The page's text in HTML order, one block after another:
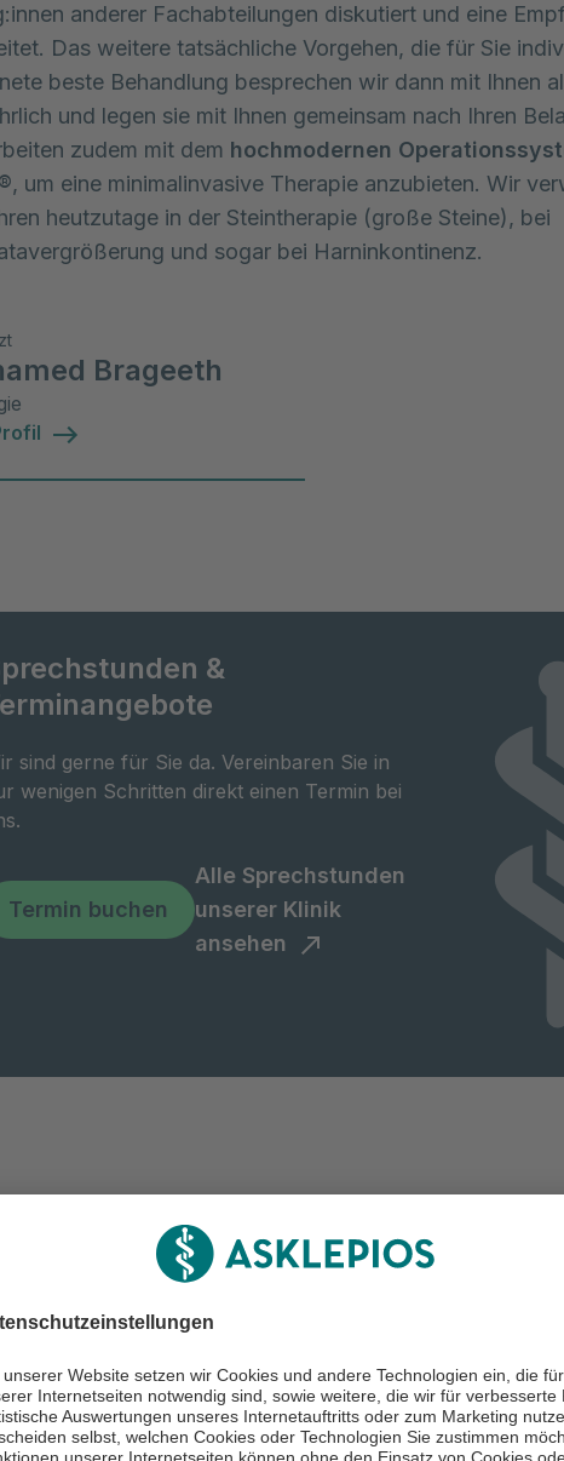
anderer Fachabteilungen diskutiert und eine
Das weitere tatsächliche Vorgehen, die für Sie
beste Behandlung besprechen wir dann mit Ihnen
und legen sie mit Ihnen gemeinsam nach Ihren
zudem mit dem hochmodernen
, um eine minimalinvasive Therapie anzubieten. Wir
heutzutage in der Steintherapie (große Steine), bei
und sogar bei Harninkontinenz.
Brageeth
&
sind gerne für Sie da. Vereinbaren Sie in
wenigen Schritten direkt einen Termin bei
Termin buchen
Alle Sprechstunden
unserer Klinik
ansehen
Leistungsspektrum
Nierenversagen
Nierenversagen (ANV), auch
Eigenständige
Eigenständige